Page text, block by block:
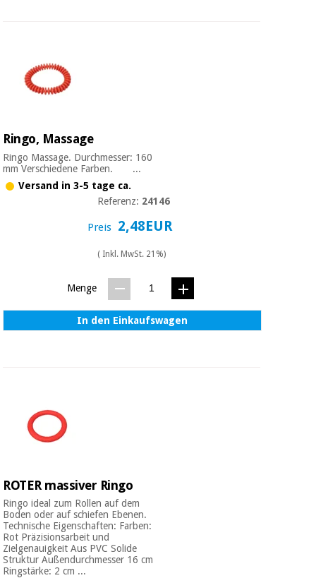
Ringo, Massage
Ringo Massage. Durchmesser: 160
mm Verschiedene Farben. ...
Versand in 3-5 tage ca.
Referenz: 24146
Preis 2,48EUR
( Inkl. MwSt. 21%)
Menge
In den Einkaufswagen
ROTER massiver Ringo
Ringo ideal zum Rollen auf dem
Boden oder auf schiefen Ebenen.
Technische Eigenschaften: Farben:
Rot Präzisionsarbeit und
Zielgenauigkeit Aus PVC Solide
Struktur Außendurchmesser 16 cm
Ringstärke: 2 cm ...